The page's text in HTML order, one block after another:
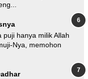
Nya, memohon